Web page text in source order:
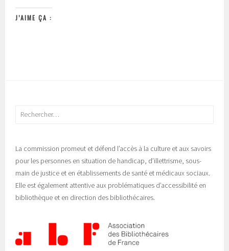
J’AIME ÇA :
Rechercher :
La commission promeut et défend l’accès à la culture et aux savoirs
pour les personnes en situation de handicap, d’illettrisme, sous-
main de justice et en établissements de santé et médicaux sociaux.
Elle est également attentive aux problématiques d’accessibilité en
bibliothèque et en direction des bibliothécaires.